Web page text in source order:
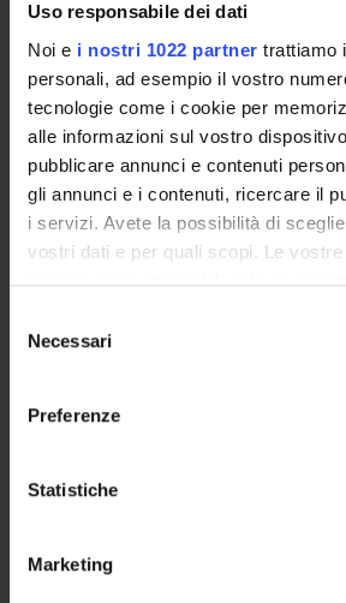
Uso responsabile dei dati
Noi e i nostri 1022 partner trattiamo
personali, ad esempio il vostro
tecnologie come i cookie per
alle informazioni sul vostro
pubblicare annunci e contenuti
gli annunci e i contenuti, ricercare il
i servizi. Avete la possibilità di
vostri dati e per quali scopi. Le
privacy sono applicabili solo su
modificare o revocare il proprio
momento dalla Dichiarazione sui
raccogliere informazioni sulla
geografica, con
Identificare il tuo dispositivo,
delNecessari
Preferenze
Statistiche
Marketing
SERVIZI DI SEGRETERIA STUDENTI
STRUTTURE DEL DIPARTIMENTO
LABORATORI DI RICERCA
CENTRI DI RICERCA
Contatti
Luoghi